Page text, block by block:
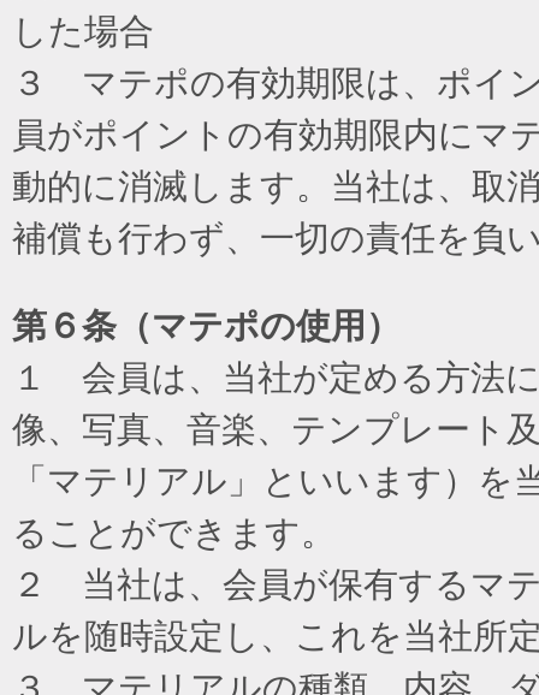
した場合
３ マテポの有効期限は、ポイ
員がポイントの有効期限内にマ
動的に消滅します。当社は、取
補償も行わず、一切の責任を負
第６条（マテポの使用）
１ 会員は、当社が定める方法
像、写真、音楽、テンプレート
「マテリアル」といいます）
ることができます。
２ 当社は、会員が保有するマ
ルを随時設定し、これを当社所